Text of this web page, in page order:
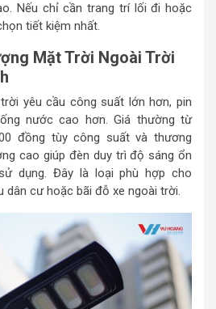
Nếu chỉ cần trang trí lối đi hoặc
tiết kiệm nhất.
Mặt Trời Ngoài Trời
yêu cầu công suất lớn hơn, pin
nước cao hơn. Giá thường từ
đồng tùy công suất và thương
cao giúp đèn duy trì độ sáng ổn
dụng. Đây là loại phù hợp cho
dân cư hoặc bãi đỗ xe ngoài trời.